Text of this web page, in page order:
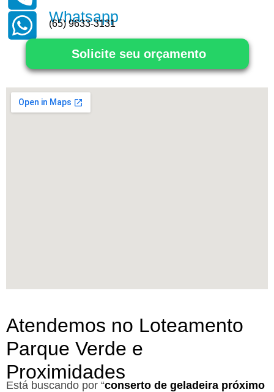
Whatsapp
(65) 9633-3131
Solicite seu orçamento
Atendemos no Loteamento
Parque Verde e
Proximidades
Está buscando por “conserto de geladeira próximo